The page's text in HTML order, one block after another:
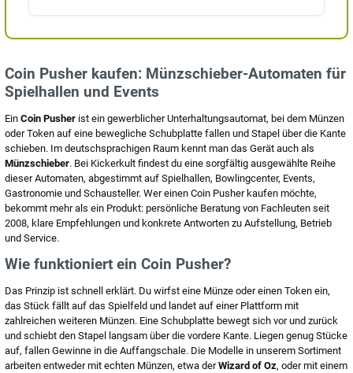
Coin Pusher kaufen: Münzschieber-Automaten für
Spielhallen und Events
Ein Coin Pusher ist ein gewerblicher Unterhaltungsautomat, bei dem Münzen
oder Token auf eine bewegliche Schubplatte fallen und Stapel über die Kante
schieben. Im deutschsprachigen Raum kennt man das Gerät auch als
Münzschieber. Bei Kickerkult findest du eine sorgfältig ausgewählte Reihe
dieser Automaten, abgestimmt auf Spielhallen, Bowlingcenter, Events,
Gastronomie und Schausteller. Wer einen Coin Pusher kaufen möchte,
bekommt mehr als ein Produkt: persönliche Beratung von Fachleuten seit
2008, klare Empfehlungen und konkrete Antworten zu Aufstellung, Betrieb
und Service.
Wie funktioniert ein Coin Pusher?
Das Prinzip ist schnell erklärt. Du wirfst eine Münze oder einen Token ein,
das Stück fällt auf das Spielfeld und landet auf einer Plattform mit
zahlreichen weiteren Münzen. Eine Schubplatte bewegt sich vor und zurück
und schiebt den Stapel langsam über die vordere Kante. Liegen genug Stücke
auf, fallen Gewinne in die Auffangschale. Die Modelle in unserem Sortiment
arbeiten entweder mit echten Münzen, etwa derWizard of Oz, oder mit einem